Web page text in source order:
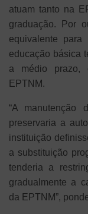
atuam tanto na
graduação. Por
equivalente
educação básica
a médio prazo,
EPTNM.
“A manutenção
preservaria a
instituição
a substituição
tenderia a
gradualmente a
da EPTNM”,